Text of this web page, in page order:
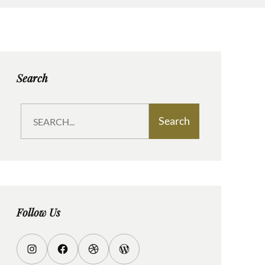
Search
a
Search
Follow Us
I
F
D
W